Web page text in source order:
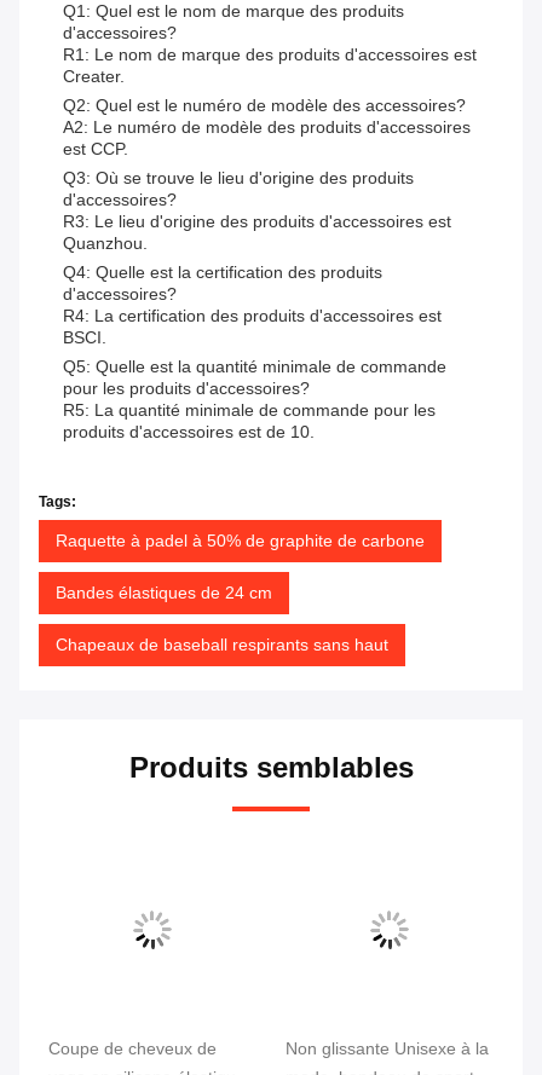
Q1: Quel est le nom de marque des produits
d'accessoires?
R1: Le nom de marque des produits d'accessoires est
Creater.
Q2: Quel est le numéro de modèle des accessoires?
A2: Le numéro de modèle des produits d'accessoires
est CCP.
Q3: Où se trouve le lieu d'origine des produits
d'accessoires?
R3: Le lieu d'origine des produits d'accessoires est
Quanzhou.
Q4: Quelle est la certification des produits
d'accessoires?
R4: La certification des produits d'accessoires est
BSCI.
Q5: Quelle est la quantité minimale de commande
pour les produits d'accessoires?
R5: La quantité minimale de commande pour les
produits d'accessoires est de 10.
Tags:
Raquette à padel à 50% de graphite de carbone
Bandes élastiques de 24 cm
Chapeaux de baseball respirants sans haut
Produits semblables
Coupe de cheveux de
Non glissante Unisexe à la